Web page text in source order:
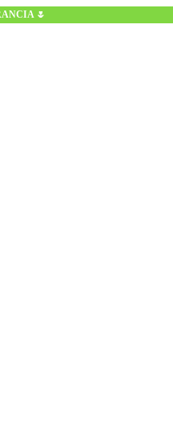
🌷